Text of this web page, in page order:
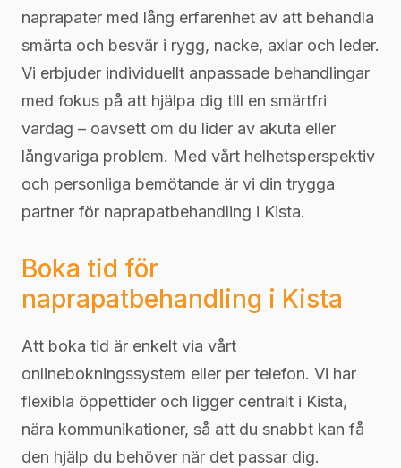
naprapater med lång erfarenhet av att behandla
smärta och besvär i rygg, nacke, axlar och leder.
Vi erbjuder individuellt anpassade behandlingar
med fokus på att hjälpa dig till en smärtfri
vardag – oavsett om du lider av akuta eller
långvariga problem. Med vårt helhetsperspektiv
och personliga bemötande är vi din trygga
partner för naprapatbehandling i Kista.
Boka tid för
naprapatbehandling i Kista
Att boka tid är enkelt via vårt
onlinebokningssystem eller per telefon. Vi har
flexibla öppettider och ligger centralt i Kista,
nära kommunikationer, så att du snabbt kan få
den hjälp du behöver när det passar dig.